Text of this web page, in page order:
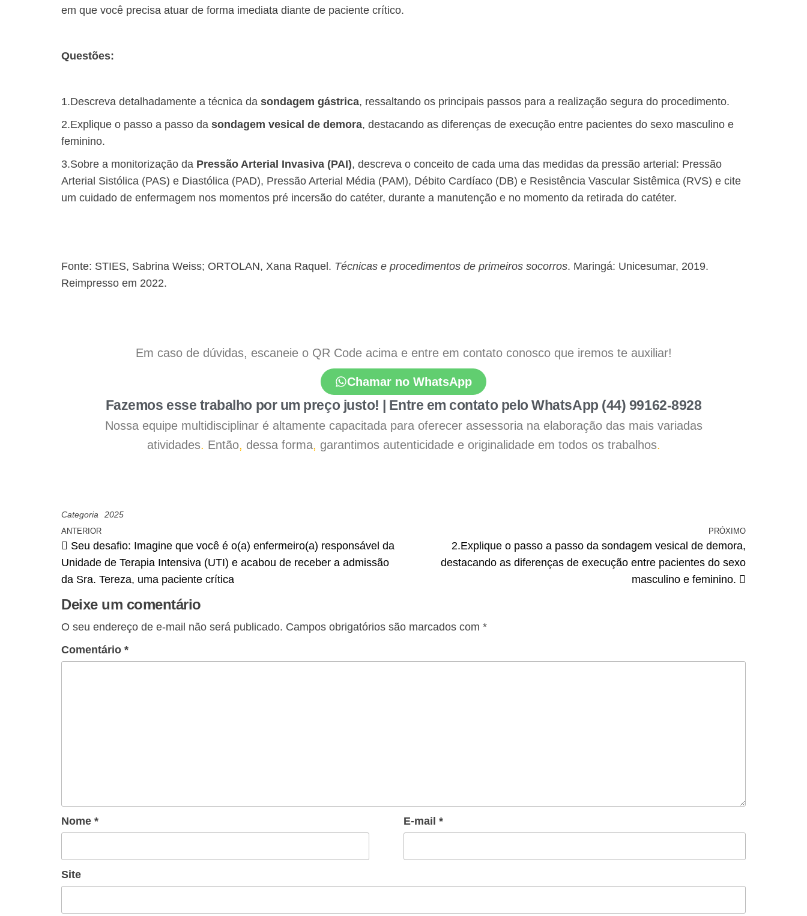
em que você precisa atuar de forma imediata diante de paciente crítico.
Questões:
1.Descreva detalhadamente a técnica da sondagem gástrica, ressaltando os principais passos para a realização segura do procedimento.
2.Explique o passo a passo da sondagem vesical de demora, destacando as diferenças de execução entre pacientes do sexo masculino e
feminino.
3.Sobre a monitorização da Pressão Arterial Invasiva (PAI), descreva o conceito de cada uma das medidas da pressão arterial: Pressão
Arterial Sistólica (PAS) e Diastólica (PAD), Pressão Arterial Média (PAM), Débito Cardíaco (DB) e Resistência Vascular Sistêmica (RVS) e cite
um cuidado de enfermagem nos momentos pré incersão do catéter, durante a manutenção e no momento da retirada do catéter.
Fonte: STIES, Sabrina Weiss; ORTOLAN, Xana Raquel. Técnicas e procedimentos de primeiros socorros. Maringá: Unicesumar, 2019.
Reimpresso em 2022.
Em caso de dúvidas, escaneie o QR Code acima e entre em contato conosco que iremos te auxiliar!
Chamar no WhatsApp
Fazemos esse trabalho por um preço justo! | Entre em contato pelo WhatsApp (44) 99162-8928
Nossa equipe multidisciplinar é altamente capacitada para oferecer assessoria na elaboração das mais variadas
atividades. Então, dessa forma, garantimos autenticidade e originalidade em todos os trabalhos.
Categoria 2025
ANTERIOR
Seu desafio: Imagine que você é o(a) enfermeiro(a) responsável da
Unidade de Terapia Intensiva (UTI) e acabou de receber a admissão
da Sra. Tereza, uma paciente crítica
PRÓXIMO
2.Explique o passo a passo da sondagem vesical de demora,
destacando as diferenças de execução entre pacientes do sexo
masculino e feminino.
Deixe um comentário
O seu endereço de e-mail não será publicado. Campos obrigatórios são marcados com *
Comentário *
Nome * E-mail *
Site